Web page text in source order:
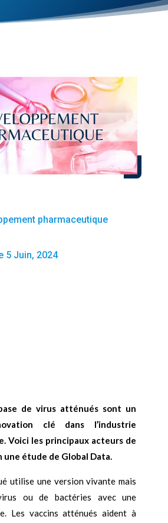
pharmaceutique
5 Juin, 2024
de virus atténués sont un
clé dans l’industrie
Voici les principaux acteurs de
une étude de Global Data.
utilise une version vivante mais
ou de bactéries avec une
Les vaccins atténués aident à